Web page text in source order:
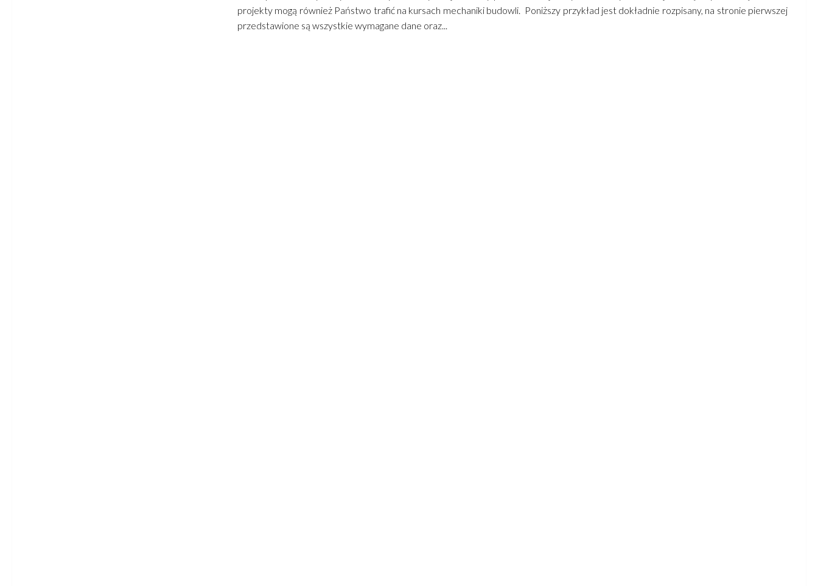
projekty mogą również Państwo trafić na kursach mechaniki budowli. Poniższy przykład jest dokładnie rozpisany, na stronie pierwszej
przedstawione są wszystkie wymagane dane oraz...